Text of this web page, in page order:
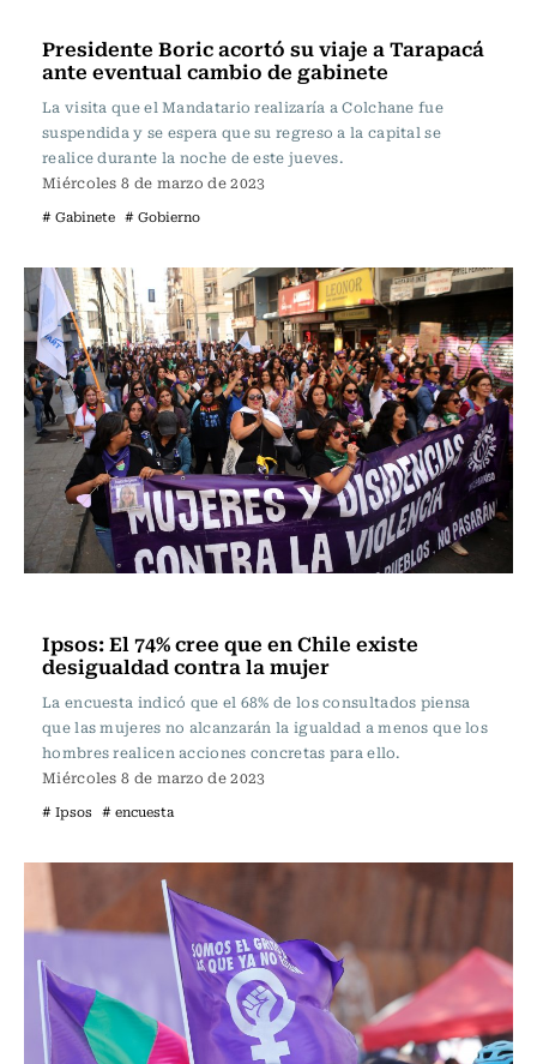
Presidente Boric acortó su viaje a Tarapacá
ante eventual cambio de gabinete
La visita que el Mandatario realizaría a Colchane fue
suspendida y se espera que su regreso a la capital se
realice durante la noche de este jueves.
Miércoles 8 de marzo de 2023
# Gabinete # Gobierno
Ipsos: El 74% cree que en Chile existe
desigualdad contra la mujer
La encuesta indicó que el 68% de los consultados piensa
que las mujeres no alcanzarán la igualdad a menos que los
hombres realicen acciones concretas para ello.
Miércoles 8 de marzo de 2023
# Ipsos # encuesta